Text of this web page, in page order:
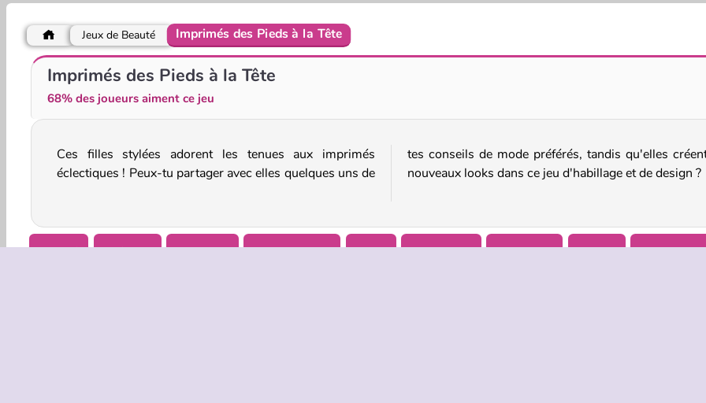
Ellie : photographe professionnelle Fête des lanternes
Jeux de Beauté Imprimés des Pieds à la Tête
Imprimés des Pieds à la Tête
68% des joueurs aiment ce jeu
Ces filles stylées adorent les tenues aux imprimés
éclectiques ! Peux-tu partager avec elles quelques uns de
tes conseils de mode préférés, tandis qu'elles créent de
nouveaux looks dans ce jeu d'habillage et de design ?
Beauté Création Habillage Jeux De Mode Filles Maquillage Relooking Mobile Simulation